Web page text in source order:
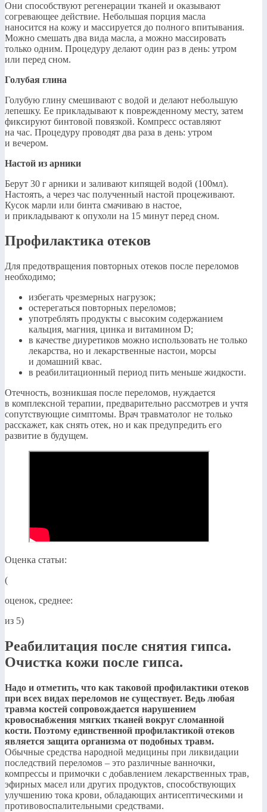
Они способствуют регенерации тканей и оказывают
согревающее действие. Небольшая порция масла
наносится на кожу и массируется до полного впитывания.
Можно смешать два вида масла, а можно массировать
только одним. Процедуру делают один раз в день: утром
или перед сном.
Голубая глина
Голубую глину смешивают с водой и делают небольшую
лепешку. Ее прикладывают к поврежденному месту, затем
фиксируют бинтовой повязкой. Компресс оставляют
на час. Процедуру проводят два раза в день: утром
и вечером.
Настой из арники
Берут 30 г арники и заливают кипящей водой (100мл).
Настоять, а через час полученный настой процеживают.
Кусок марли или бинта смачиваю в настое,
и прикладывают к опухоли на 15 минут перед сном.
Профилактика отеков
Для предотвращения повторных отеков после переломов
необходимо;
избегать чрезмерных нагрузок;
остерегаться повторных переломов;
употреблять продукты с высоким содержанием
кальция, магния, цинка и витамином D;
в качестве диуретиков можно использовать не только
лекарства, но и лекарственные настои, морсы
и домашний квас.
в реабилитационный период пить меньше жидкости.
Отечность, возникшая после переломов, нуждается
в комплексной терапии, предварительно рассмотрев и учтя
сопутствующие симптомы. Врач травматолог не только
расскажет, как снять отек, но и как предупредить его
развитие в будущем.
Оценка статьи:
(
оценок, среднее:
из 5)
Реабилитация после снятия гипса.
Очистка кожи после гипса.
​Надо и отметить, что как таковой профилактики отеков
при всех видах переломов не существует. Ведь любая
травма костей сопровождается нарушением
кровоснабжения мягких тканей вокруг сломанной
кости. Поэтому единственной профилактикой отеков
является защита организма от подобных травм.​
Обычные средства народной медицины при ликвидации
последствий переломов – это различные ванночки,
компрессы и примочки с добавлением лекарственных трав,
эфирных масел или других продуктов, способствующих
улучшению тока крови, обладающих антисептическими и
противовоспалительными средствами.​